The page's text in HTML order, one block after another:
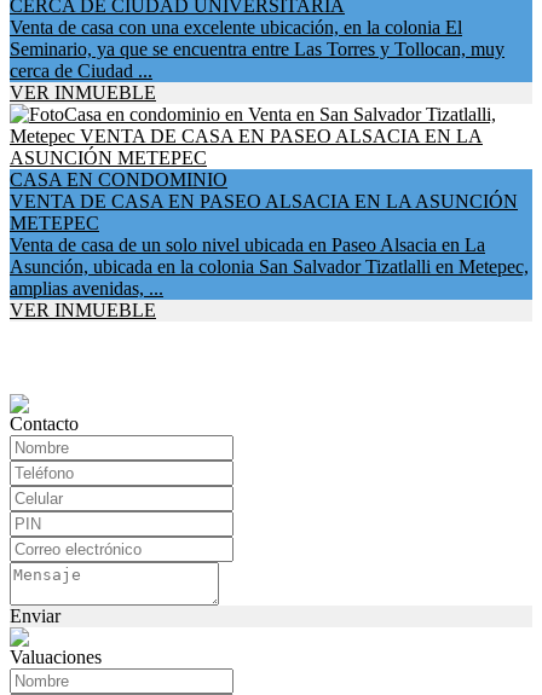
CERCA DE CIUDAD UNIVERSITARIA
Venta de casa con una excelente ubicación, en la colonia El
Seminario, ya que se encuentra entre Las Torres y Tollocan, muy
cerca de Ciudad ...
VER INMUEBLE
CASA EN CONDOMINIO
VENTA DE CASA EN PASEO ALSACIA EN LA ASUNCIÓN
METEPEC
Venta de casa de un solo nivel ubicada en Paseo Alsacia en La
Asunción, ubicada en la colonia San Salvador Tizatlalli en Metepec,
amplias avenidas, ...
VER INMUEBLE
Contacto
Enviar
Valuaciones